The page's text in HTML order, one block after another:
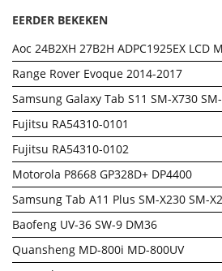
EERDER BEKEKEN
Aoc 24B2XH 27B2H ADPC1925EX LCD
Range Rover Evoque 2014-2017
Samsung Galaxy Tab S11 SM-X730
Fujitsu RA54310-0101
Fujitsu RA54310-0102
Motorola P8668 GP328D+ DP4400
Samsung Tab A11 Plus SM-X230 SM-
Baofeng UV-36 SW-9 DM36
Quansheng MD-800i MD-800UV